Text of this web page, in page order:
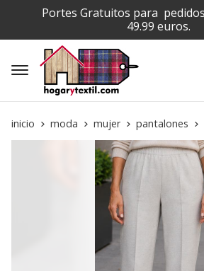
Portes Gratuitos para
49.99 euros.
inicio moda mujer pantalones